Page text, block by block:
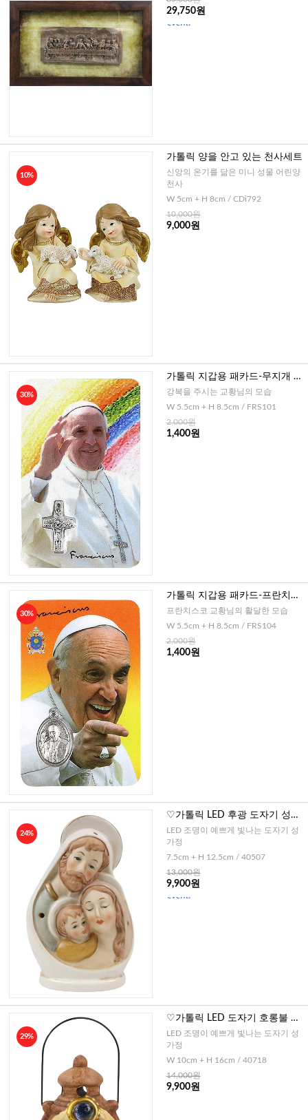
29,750원
10%
가톨릭 양을 안고 있는 천사세트
신앙의 온기를 닮은 미니 성물 어린양
천사
W 5cm + H 8cm / CDi792
10,000원
9,000원
30%
가톨릭 지갑용 패카드-무지개 프
란치스코 교황님(이태리)
강복을 주시는 교황님의 모습
W 5.5cm + H 8.5cm / FRS101
2,000원
1,400원
30%
가톨릭 지갑용 패카드-프란치스
코 교황님(이태리)
프란치스코 교황님의 활달한 모습
W 5.5cm + H 8.5cm / FRS104
2,000원
1,400원
24%
♡가톨릭 LED 후광 도자기 성가
정
LED 조명이 예쁘게 빛나는 도자기 성
가정
7.5cm + H 12.5cm / 40507
13,000원
9,900원
29%
♡가톨릭 LED 도자기 호롱불 성
가정
LED 조명이 예쁘게 빛나는 도자기 성
가정
W 10cm + H 16cm / 40718
14,000원
9,900원